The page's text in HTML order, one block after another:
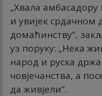
„Хвала
и увијек срдачном
домаћинству“,
уз поруку: „Нека
народ и руска
човјечанства, а
да живјели“.